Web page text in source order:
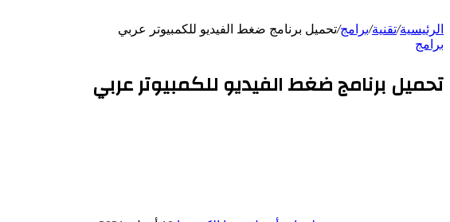
الرئيسية/تقنية/برامج/تحميل برنامج ضغط الفيديو للكمبيوتر عربي
برامج
تحميل برنامج ضغط الفيديو للكمبيوتر عربي